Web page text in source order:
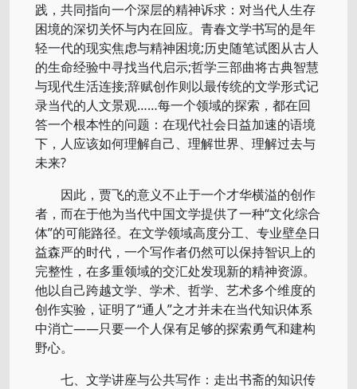
践，共同指向一个深层的精神诉求：对当代人生存
困境的深切关怀与内在回应。青春文学书写的是年
轻一代的现实焦虑与精神困境;历史随笔试图从古人
的生命经验中寻找当代启示;哲学三部曲将古典智慧
与现代生活连接;辞赋创作则以最传统的文学形式记
录当代的人文景观……每一个领域的探索，都在回
答一个根本性的问题：在现代社会日益加速的语境
下，人应该如何理解自己、理解世界、理解过去与
未来?
因此，贾飞的意义不止于一个才华横溢的创作
者，而在于他为当代中国文学提供了一种“文化综合
体”的可能路径。在文学领域高度分工、专业壁垒日
益森严的时代，一个写作者仍然可以保持智识上的
完整性，在多重领域的交汇处发现新的精神资源。
他以自己跨越文学、学术、哲学、艺术多个维度的
创作实验，证明了“通人”之才并未在当代知识体系
中消亡——只要一个人保有足够的探索勇气和建构
野心。
七、文学讲座与公共写作：走出书斋的知识传